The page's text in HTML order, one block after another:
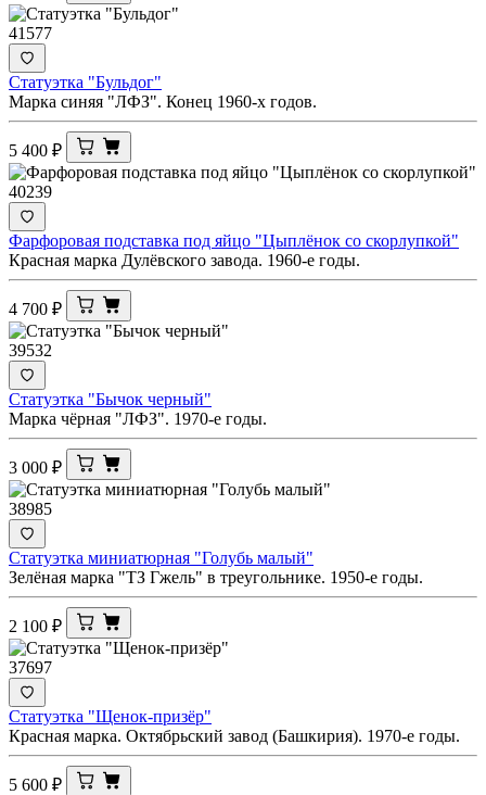
41577
Статуэтка "Бульдог"
Марка синяя "ЛФЗ". Конец 1960-х годов.
5 400 ₽
40239
Фарфоровая подставка под яйцо "Цыплёнок со скорлупкой"
Красная марка Дулёвского завода. 1960-е годы.
4 700 ₽
39532
Статуэтка "Бычок черный"
Марка чёрная "ЛФЗ". 1970-е годы.
3 000 ₽
38985
Статуэтка миниатюрная "Голубь малый"
Зелёная марка "ТЗ Гжель" в треугольнике. 1950-е годы.
2 100 ₽
37697
Статуэтка "Щенок-призёр"
Красная марка. Октябрьский завод (Башкирия). 1970-е годы.
5 600 ₽